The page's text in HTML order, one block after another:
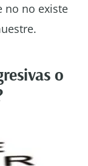
no no existe
o